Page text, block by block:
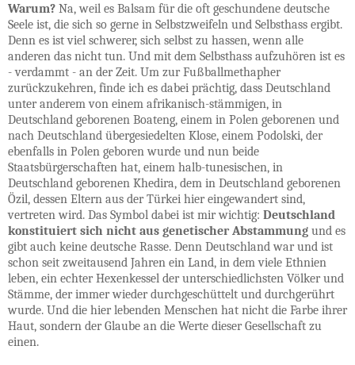
Warum? Na, weil es Balsam für die oft geschundene deutsche
Seele ist, die sich so gerne in Selbstzweifeln und Selbsthass ergibt.
Denn es ist viel schwerer, sich selbst zu hassen, wenn alle
anderen das nicht tun. Und mit dem Selbsthass aufzuhören ist es
- verdammt - an der Zeit. Um zur Fußballmethapher
zurückzukehren, finde ich es dabei prächtig, dass Deutschland
unter anderem von einem afrikanisch-stämmigen, in
Deutschland geborenen Boateng, einem in Polen geborenen und
nach Deutschland übergesiedelten Klose, einem Podolski, der
ebenfalls in Polen geboren wurde und nun beide
Staatsbürgerschaften hat, einem halb-tunesischen, in
Deutschland geborenen Khedira, dem in Deutschland geborenen
Özil, dessen Eltern aus der Türkei hier eingewandert sind,
vertreten wird. Das Symbol dabei ist mir wichtig: Deutschland
konstituiert sich nicht aus genetischer Abstammung und es
gibt auch keine deutsche Rasse. Denn Deutschland war und ist
schon seit zweitausend Jahren ein Land, in dem viele Ethnien
leben, ein echter Hexenkessel der unterschiedlichsten Völker und
Stämme, der immer wieder durchgeschüttelt und durchgerührt
wurde. Und die hier lebenden Menschen hat nicht die Farbe ihrer
Haut, sondern der Glaube an die Werte dieser Gesellschaft zu
einen.